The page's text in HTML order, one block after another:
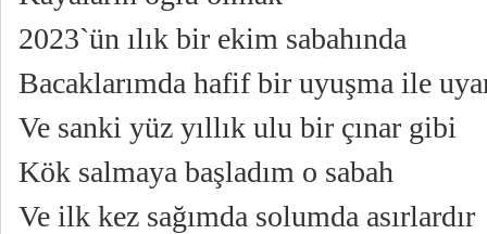
2023`ün ılık bir ekim sabahında
Bacaklarımda hafif bir uyuşma ile
Ve sanki yüz yıllık ulu bir çınar gibi
Kök salmaya başladım o sabah
Ve ilk kez sağımda solumda asırlardır